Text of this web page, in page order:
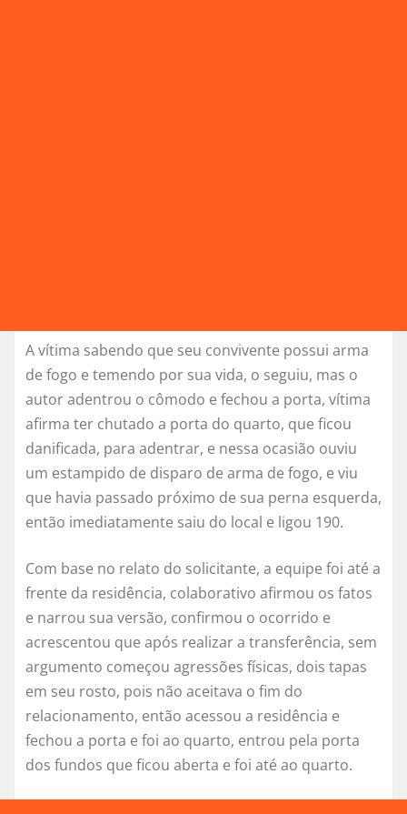
A vítima sabendo que seu convivente possui arma
de fogo e temendo por sua vida, o seguiu, mas o
autor adentrou o cômodo e fechou a porta, vítima
afirma ter chutado a porta do quarto, que ficou
danificada, para adentrar, e nessa ocasião ouviu
um estampido de disparo de arma de fogo, e viu
que havia passado próximo de sua perna esquerda,
então imediatamente saiu do local e ligou 190.
Com base no relato do solicitante, a equipe foi até a
frente da residência, colaborativo afirmou os fatos
e narrou sua versão, confirmou o ocorrido e
acrescentou que após realizar a transferência, sem
argumento começou agressões físicas, dois tapas
em seu rosto, pois não aceitava o fim do
relacionamento, então acessou a residência e
fechou a porta e foi ao quarto, entrou pela porta
dos fundos que ficou aberta e foi até ao quarto.